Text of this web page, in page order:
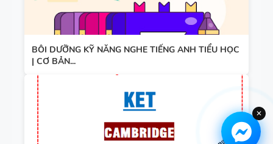
BÔI DƯỠNG KỸ NĂNG NGHE TIẾNG ANH TIỂU HỌC
| CƠ BẢN...
✕